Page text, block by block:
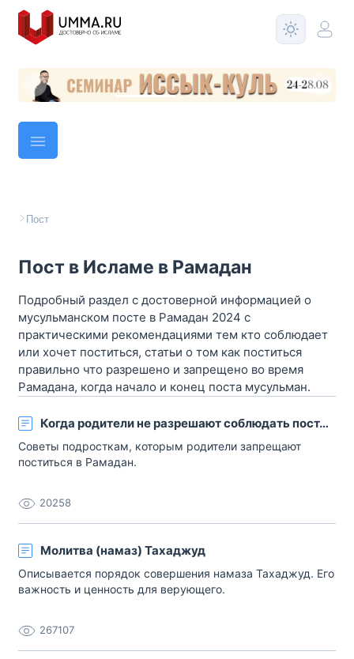
Пост
Пост в Исламе в Рамадан
Подробный раздел с достоверной информацией о
мусульманском посте в Рамадан 2024 с
практическими рекомендациями тем кто соблюдает
или хочет поститься, статьи о том как поститься
правильно что разрешено и запрещено во время
Рамадана, когда начало и конец поста мусульман.
Когда родители не разрешают соблюдать пост…
Советы подросткам, которым родители запрещают
поститься в Рамадан.
20258
Молитва (намаз) Тахаджуд
Описывается порядок совершения намаза Тахаджуд. Его
важность и ценность для верующего.
267107